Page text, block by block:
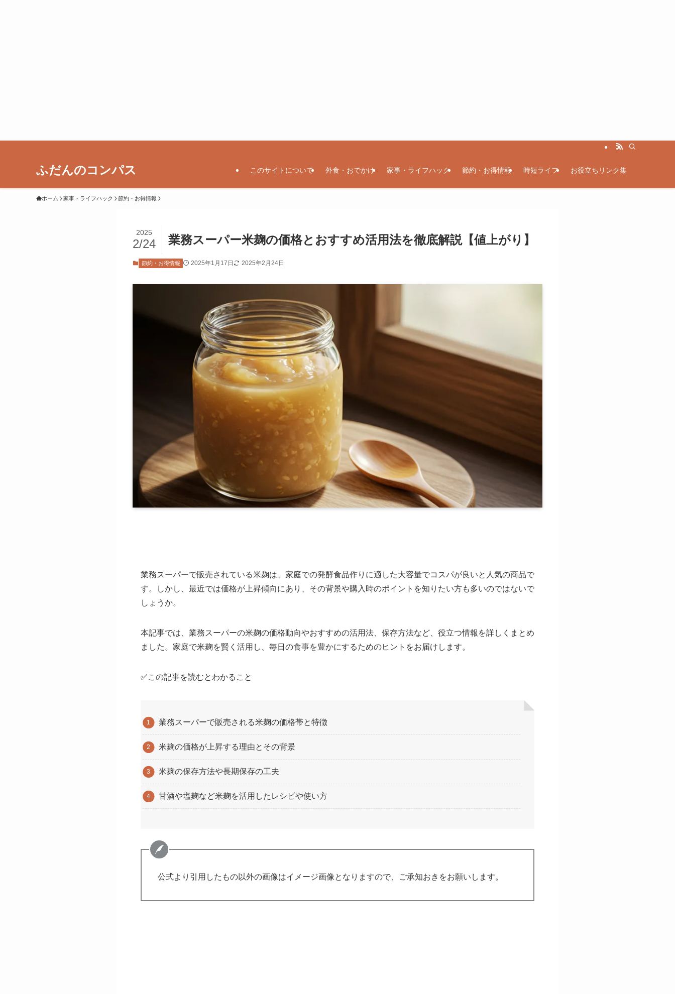
ふだんのコンパス このサイトについて 外食・おでかけ 家事・ライフハック 節約・お得情報 時短ライフ お役立ちリンク集
ホーム 家事・ライフハック 節約・お得情報
業務スーパー米麹の価格とおすすめ活用法を徹底解説【値上がり】
2025
2/24
節約・お得情報 2025年1月17日 2025年2月24日
業務スーパーで販売されている米麹は、家庭での発酵食品作りに適した大容量でコスパが良いと人気の商品で
す。しかし、最近では価格が上昇傾向にあり、その背景や購入時のポイントを知りたい方も多いのではないで
しょうか。
本記事では、業務スーパーの米麹の価格動向やおすすめの活用法、保存方法など、役立つ情報を詳しくまとめ
ました。家庭で米麹を賢く活用し、毎日の食事を豊かにするためのヒントをお届けします。
✅この記事を読むとわかること
業務スーパーで販売される米麹の価格帯と特徴
米麹の価格が上昇する理由とその背景
米麹の保存方法や長期保存の工夫
甘酒や塩麹など米麹を活用したレシピや使い方
公式より引用したもの以外の画像はイメージ画像となりますので、ご承知おきをお願いします。